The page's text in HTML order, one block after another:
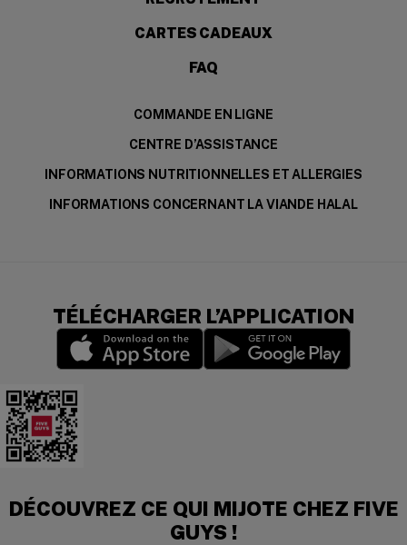
CARTES CADEAUX
FAQ
COMMANDE EN LIGNE
CENTRE D’ASSISTANCE
INFORMATIONS NUTRITIONNELLES ET ALLERGIES
INFORMATIONS CONCERNANT LA VIANDE HALAL
TÉLÉCHARGER L’APPLICATION
Download the app
DÉCOUVREZ CE QUI MIJOTE CHEZ FIVE
GUYS !